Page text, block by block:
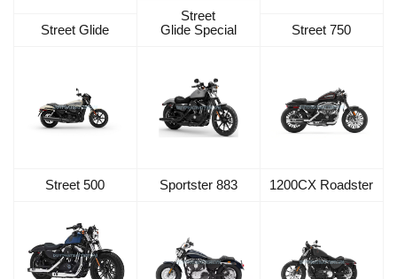
Street Glide
Street
Glide Special
Street 750
Street 500 Sportster 883 1200CX Roadster